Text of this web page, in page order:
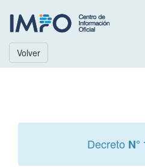
Volver
Decreto N°